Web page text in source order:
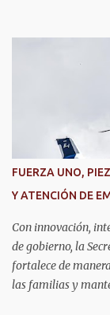
Politécnica de
una estancia
donde participan
impacto social.
combina
digitales para
objetivo de
invadir su
electrónica que
FUERZA UNO,
Y ATENCIÓN DE
Con innovación,
de gobierno, la
fortalece de
las familias y